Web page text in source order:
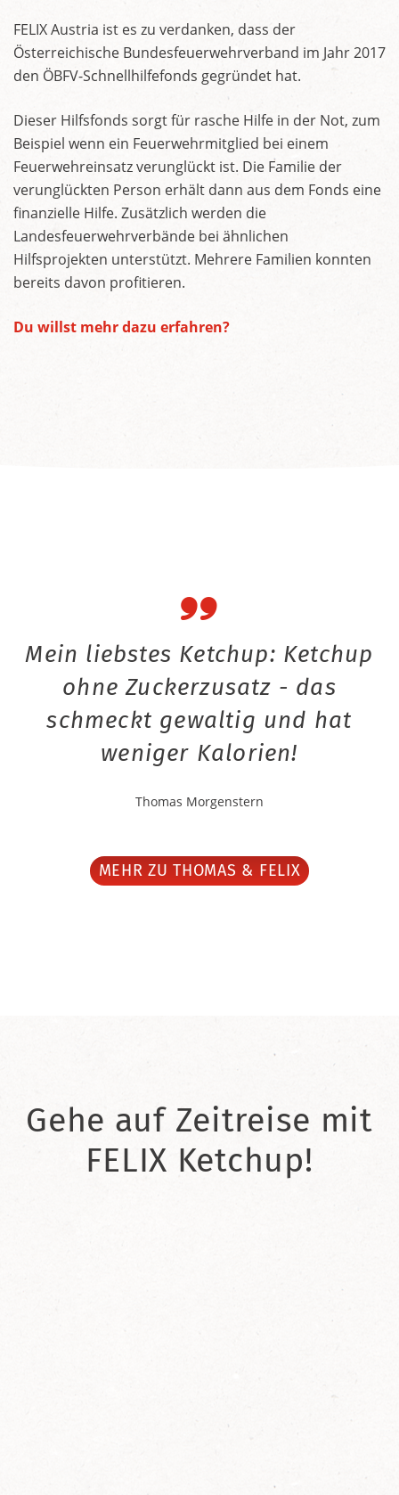
FELIX Austria ist es zu verdanken, dass der
Österreichische Bundesfeuerwehrverband im Jahr 2017
den ÖBFV-Schnellhilfefonds gegründet hat.
Dieser Hilfsfonds sorgt für rasche Hilfe in der Not, zum
Beispiel wenn ein Feuerwehrmitglied bei einem
Feuerwehreinsatz verunglückt ist. Die Familie der
verunglückten Person erhält dann aus dem Fonds eine
finanzielle Hilfe. Zusätzlich werden die
Landesfeuerwehrverbände bei ähnlichen
Hilfsprojekten unterstützt. Mehrere Familien konnten
bereits davon profitieren.
Du willst mehr dazu erfahren?
Mein liebstes Ketchup: Ketchup
ohne Zuckerzusatz - das
schmeckt gewaltig und hat
weniger Kalorien!
Thomas Morgenstern
MEHR ZU THOMAS & FELIX
Gehe auf Zeitreise mit
FELIX Ketchup!